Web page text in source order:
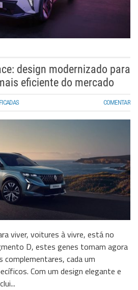
design modernizado para
eficiente do mercado
COMENTAR
viver, voitures à vivre, está no
D, estes genes tomam agora
cada um
Com um design elegante e